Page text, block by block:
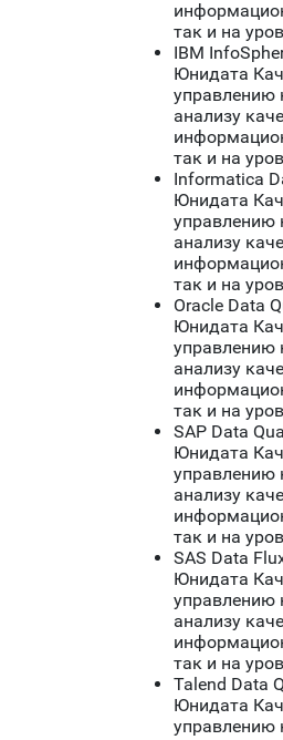
так и на
IBM
Юнидата
управлению
анализу
так и на
Informatica
Юнидата
управлению
анализу
так и на
Oracle Data
Юнидата
управлению
анализу
так и на
SAP Data
Юнидата
управлению
анализу
так и на
SAS Data
Юнидата
управлению
анализу
так и на
Talend Data
Юнидата
управлению